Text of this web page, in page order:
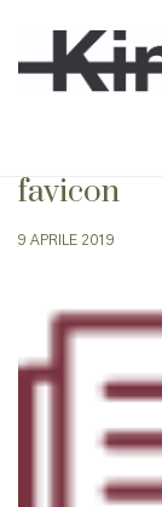
favicon
9 APRILE 2019